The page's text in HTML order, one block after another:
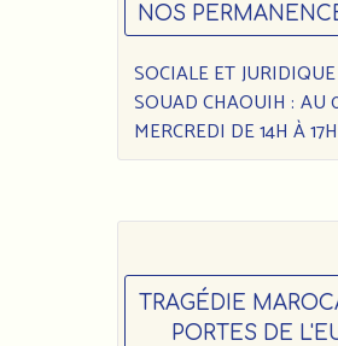
NOS
SOCIALE ET
SOUAD CHAOUIH : AU
MERCREDI DE 14H À
TRAGÉDIE
PORTES DE